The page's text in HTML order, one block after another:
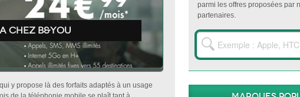
chez B&You
y propose là des forfaits adaptés à un usage
parmi les offres proposées par
partenaires.